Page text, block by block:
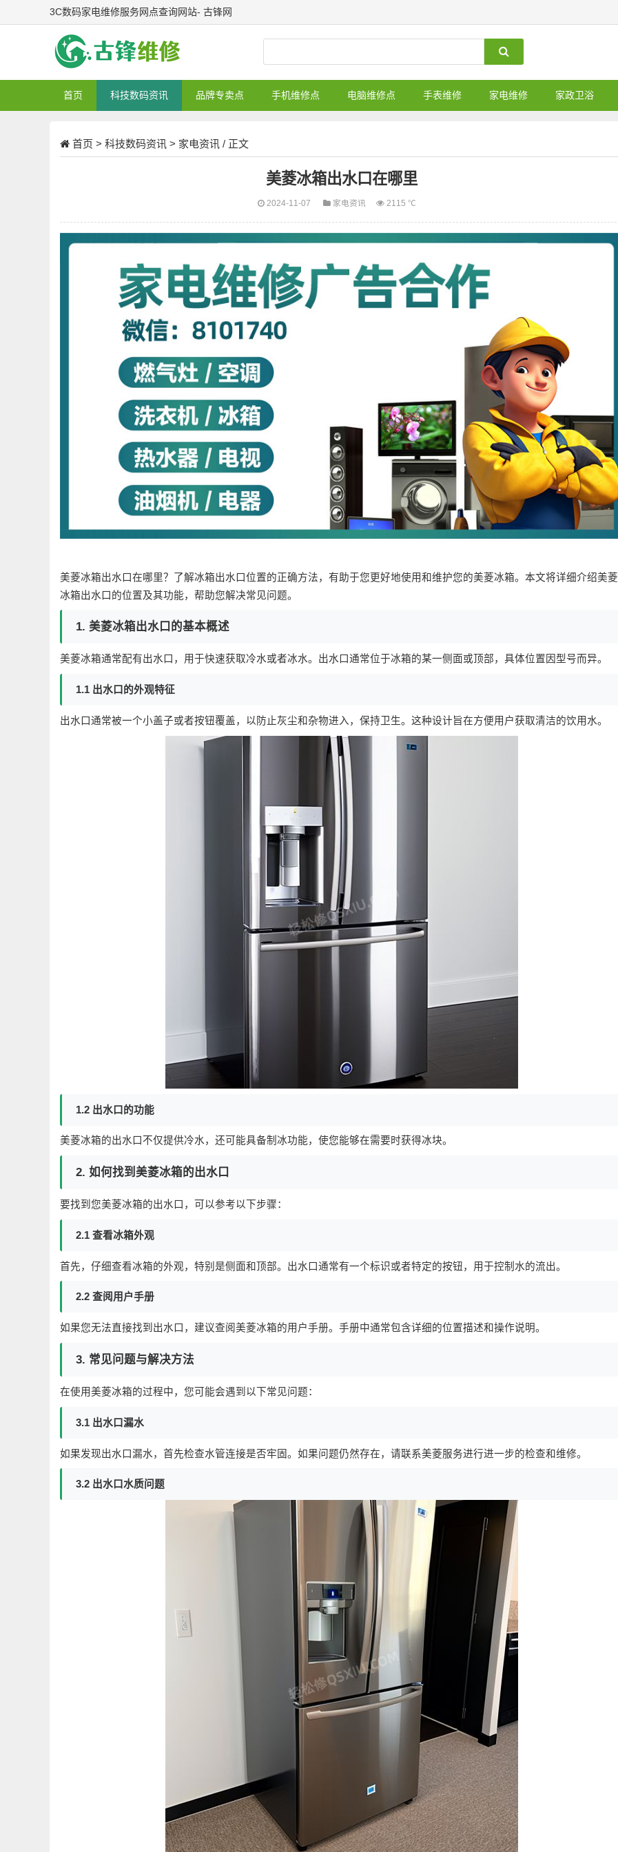
3C数码家电维修服务网点查询网站- 古锋网
首页 科技数码资讯 品牌专卖点 手机维修点 电脑维修点 手表维修 家电维修 家政卫浴
首页 > 科技数码资讯 > 家电资讯 / 正文
美菱冰箱出水口在哪里
2024-11-07 家电资讯 2115 ℃
美菱冰箱出水口在哪里？了解冰箱出水口位置的正确方法，有助于您更好地使用和维护您的美菱冰箱。本文将详细介绍美菱
冰箱出水口的位置及其功能，帮助您解决常见问题。
1. 美菱冰箱出水口的基本概述
美菱冰箱通常配有出水口，用于快速获取冷水或者冰水。出水口通常位于冰箱的某一侧面或顶部，具体位置因型号而异。
1.1 出水口的外观特征
出水口通常被一个小盖子或者按钮覆盖，以防止灰尘和杂物进入，保持卫生。这种设计旨在方便用户获取清洁的饮用水。
1.2 出水口的功能
美菱冰箱的出水口不仅提供冷水，还可能具备制冰功能，使您能够在需要时获得冰块。
2. 如何找到美菱冰箱的出水口
要找到您美菱冰箱的出水口，可以参考以下步骤：
2.1 查看冰箱外观
首先，仔细查看冰箱的外观，特别是侧面和顶部。出水口通常有一个标识或者特定的按钮，用于控制水的流出。
2.2 查阅用户手册
如果您无法直接找到出水口，建议查阅美菱冰箱的用户手册。手册中通常包含详细的位置描述和操作说明。
3. 常见问题与解决方法
在使用美菱冰箱的过程中，您可能会遇到以下常见问题：
3.1 出水口漏水
如果发现出水口漏水，首先检查水管连接是否牢固。如果问题仍然存在，请联系美菱服务进行进一步的检查和维修。
3.2 出水口水质问题